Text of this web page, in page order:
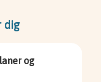
dig
og